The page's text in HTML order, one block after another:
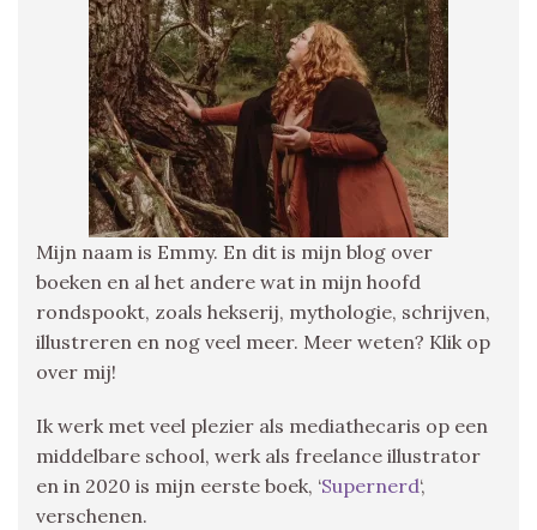
Mijn naam is Emmy. En dit is mijn blog over
boeken en al het andere wat in mijn hoofd
rondspookt, zoals hekserij, mythologie, schrijven,
illustreren en nog veel meer. Meer weten? Klik op
over mij!
Ik werk met veel plezier als mediathecaris op een
middelbare school, werk als freelance illustrator
en in 2020 is mijn eerste boek, ‘Supernerd‘,
verschenen.